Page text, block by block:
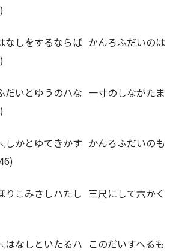
なしをするならば かんろふだいのは
だいとゆうのハな 一寸のしながたま
しかとゆてきかす かんろふだいのも
りこみさしハたし 三尺にして六かく
はなしといたるハ このだいすへるも